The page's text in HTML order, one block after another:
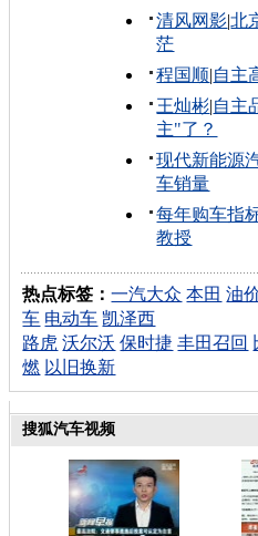
清风网影|北
茫
程国顺|自主
王灿彬|自主
主"了？
现代新能源
车销量
每年购车指
教授
热点标签：一汽大众 本田 油
车 电动车 凯泽西
路虎 沃尔沃 保时捷 丰田召回
燃 以旧换新
搜狐汽车视频